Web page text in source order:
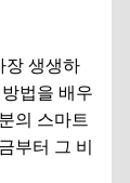
장 생생하
법을 배우
의 스마트
부터 그 비